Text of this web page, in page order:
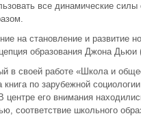
все динамические
на становление и развитие
образования Джона Дьюи
в своей работе «Школа и
книга по зарубежной
его внимания
соответствие школьного